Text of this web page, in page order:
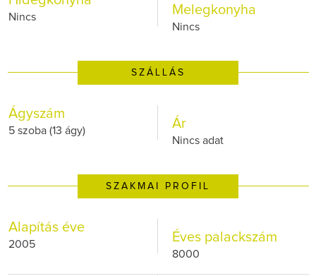
Nincs Melegkonyha
Nincs
SZÁLLÁS
Ágyszám
5 szoba (13 ágy) Ár
Nincs adat
SZAKMAI PROFIL
Alapítás éve
2005 Éves palackszám
8000